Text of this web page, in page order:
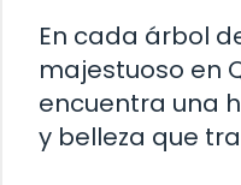
En cada árbol
majestuoso en
encuentra una
y belleza que